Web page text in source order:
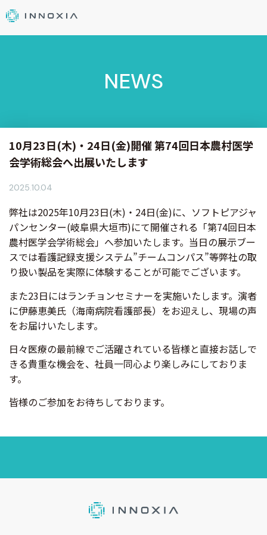
NEWS
10月23日(木)・24日(金)開催 第74回日本農村医学
会学術総会へ出展いたします
2025.10.04
弊社は2025年10月23日(木)・24日(金)に、ソフトピアジャ
パンセンター(岐阜県大垣市)にて開催される「第74回日本
農村医学会学術総会」へ参加いたします。当日の展示ブー
スでは看護記録支援システム”チームコンパス”等弊社の取
り扱い製品を実際に体験することが可能でございます。
また23日にはランチョンセミナーを実施いたします。演者
に伊藤恵美氏（海南病院看護部長）をお迎えし、現場の声
をお届けいたします。
日々医療の最前線でご活躍されている皆様と直接お話しで
きる貴重な機会を、社員一同心より楽しみにしておりま
す。
皆様のご参加をお待ちしております。